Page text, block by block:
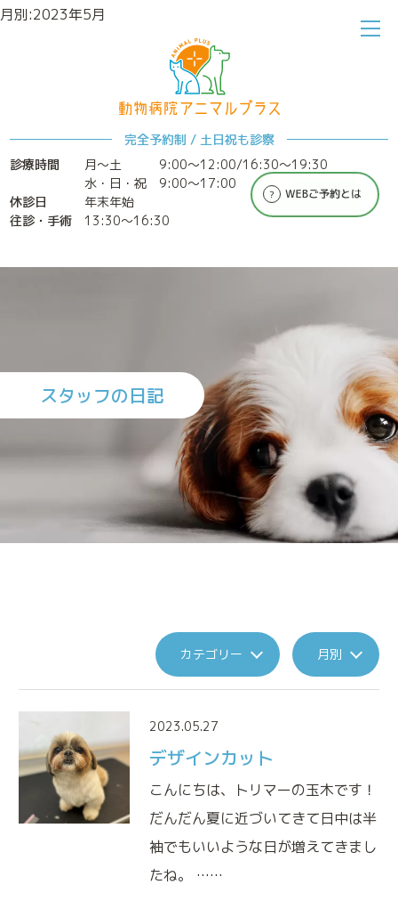
月別:2023年5月
完全予約制 / 土日祝も診察
診療時間
月～土
9:00〜12:00/16:30〜19:30
水・日・祝 9:00〜17:00
休診日
年末年始
往診・手術
13:30〜16:30
ホーム アニマルプラスについて
診療実績
来院される方へのお願い
アニマルプラスの特別なメディカルケア
アニマルドック
ペットの健康維持も人と同じです
スタッフの日記
カテゴリー 月別
2023.05.27
デザインカット
こんにちは、トリマーの玉木です！
だんだん夏に近づいてきて日中は半
袖でもいいような日が増えてきまし
たね。 ……